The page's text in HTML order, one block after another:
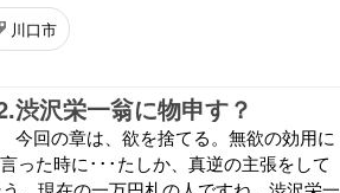
川口市
渋沢栄一翁に物申す？
今回の章は、欲を捨てる。無欲の効用に
った時に･･･たしか、真逆の主張をして